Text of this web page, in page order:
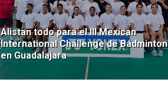
Alistan todo para el III Mexican
International Challenge de Bádminton
en Guadalajara